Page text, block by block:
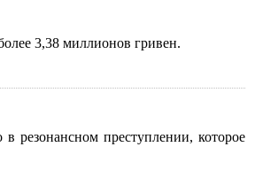
3,38 миллионов гривен.
резонансном преступлении, которое